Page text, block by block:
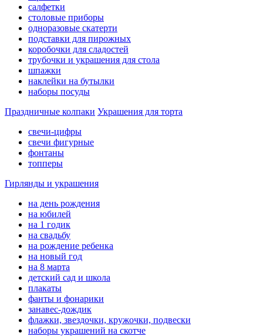
салфетки
столовые приборы
одноразовые скатерти
подставки для пирожных
коробочки для сладостей
трубочки и украшения для стола
шпажки
наклейки на бутылки
наборы посуды
Праздничные колпаки Украшения для торта
свечи-цифры
свечи фигурные
фонтаны
топперы
Гирлянды и украшения
на день рождения
на юбилей
на 1 годик
на свадьбу
на рождение ребенка
на новый год
на 8 марта
детский сад и школа
плакаты
фанты и фонарики
занавес-дождик
флажки, звездочки, кружочки, подвески
наборы украшений на скотче